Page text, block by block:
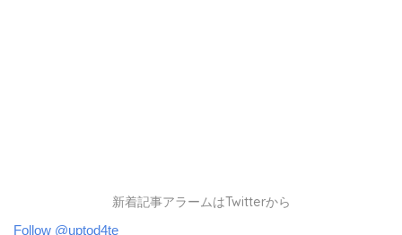
新着記事アラームはTwitterから
Follow @uptod4te